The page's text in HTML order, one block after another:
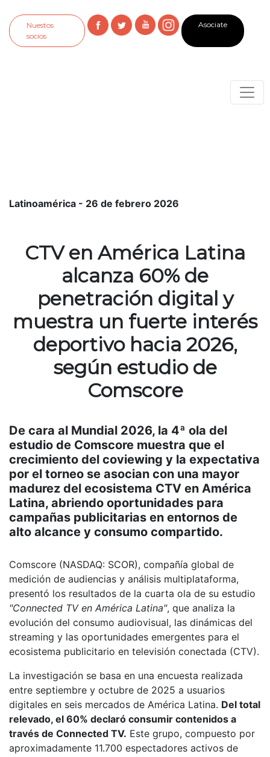
Nuestos
socios
Asociate
Latinoamérica - 26 de febrero 2026
CTV en América Latina
alcanza 60% de
penetración digital y
muestra un fuerte interés
deportivo hacia 2026,
según estudio de
Comscore
De cara al Mundial 2026, la 4ª ola del
estudio de Comscore muestra que el
crecimiento del coviewing y la expectativa
por el torneo se asocian con una mayor
madurez del ecosistema CTV en América
Latina, abriendo oportunidades para
campañas publicitarias en entornos de
alto alcance y consumo compartido.
Comscore (NASDAQ: SCOR), compañía global de
medición de audiencias y análisis multiplataforma,
presentó los resultados de la cuarta ola de su estudio
"Connected TV en América Latina", que analiza la
evolución del consumo audiovisual, las dinámicas del
streaming y las oportunidades emergentes para el
ecosistema publicitario en televisión conectada (CTV).
La investigación se basa en una encuesta realizada
entre septiembre y octubre de 2025 a usuarios
digitales en seis mercados de América Latina. Del total
relevado, el 60% declaró consumir contenidos a
través de Connected TV. Este grupo, compuesto por
aproximadamente 11.700 espectadores activos de